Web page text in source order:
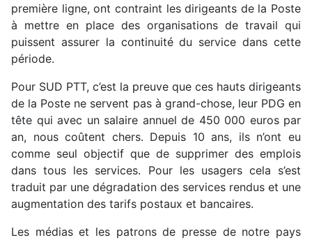
première ligne, ont contraint les dirigeants de la Poste
à mettre en place des organisations de travail qui
puissent assurer la continuité du service dans cette
période.
Pour SUD PTT, c’est la preuve que ces hauts dirigeants
de la Poste ne servent pas à grand-chose, leur PDG en
tête qui avec un salaire annuel de 450 000 euros par
an, nous coûtent chers. Depuis 10 ans, ils n’ont eu
comme seul objectif que de supprimer des emplois
dans tous les services. Pour les usagers cela s’est
traduit par une dégradation des services rendus et une
augmentation des tarifs postaux et bancaires.
Les médias et les patrons de presse de notre pays